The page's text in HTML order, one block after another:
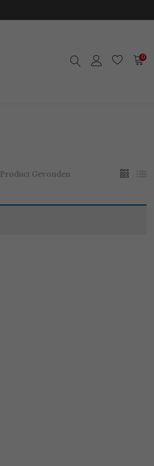
0
Product Gevonden